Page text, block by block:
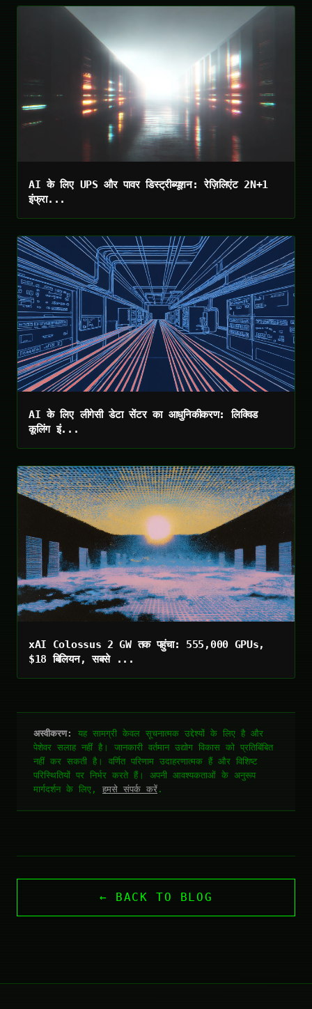
AI के लिए UPS और पावर डिस्ट्रीब्यूशन: रेज़िलिएंट 2N+1
इंफ्रा...
AI के लिए लीगेसी डेटा सेंटर का आधुनिकीकरण: लिक्विड
कूलिंग इं...
xAI Colossus 2 GW तक पहुंचा: 555,000 GPUs,
$18 बिलियन, सबसे ...
अस्वीकरण:
यह सामग्री केवल सूचनात्मक उद्देश्यों के लिए है और
पेशेवर सलाह नहीं है। जानकारी वर्तमान उद्योग विकास को प्रतिबिंबित
नहीं कर सकती है। वर्णित परिणाम उदाहरणात्मक हैं और विशिष्ट
परिस्थितियों पर निर्भर करते हैं। अपनी आवश्यकताओं के अनुरूप
मार्गदर्शन के लिए, हमसे संपर्क करें .
← BACK TO BLOG